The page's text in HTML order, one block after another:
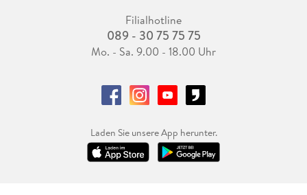
Filialhotline
089 - 30 75 75 75
Mo. - Sa. 9.00 - 18.00 Uhr
Laden Sie unsere App herunter.